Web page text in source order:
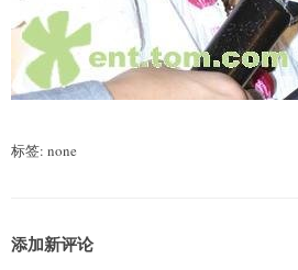
标签: none
添加新评论